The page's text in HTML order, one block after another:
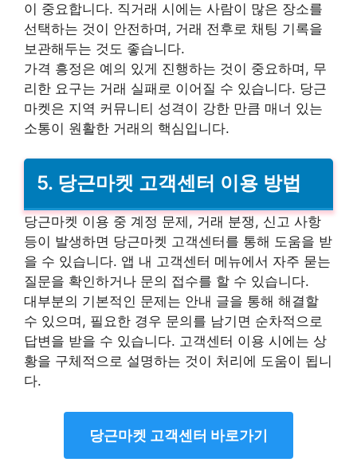
이 중요합니다. 직거래 시에는 사람이 많은 장소를
선택하는 것이 안전하며, 거래 전후로 채팅 기록을
보관해두는 것도 좋습니다.
가격 흥정은 예의 있게 진행하는 것이 중요하며, 무
리한 요구는 거래 실패로 이어질 수 있습니다. 당근
마켓은 지역 커뮤니티 성격이 강한 만큼 매너 있는
소통이 원활한 거래의 핵심입니다.
5. 당근마켓 고객센터 이용 방법
당근마켓 이용 중 계정 문제, 거래 분쟁, 신고 사항
등이 발생하면 당근마켓 고객센터를 통해 도움을 받
을 수 있습니다. 앱 내 고객센터 메뉴에서 자주 묻는
질문을 확인하거나 문의 접수를 할 수 있습니다.
대부분의 기본적인 문제는 안내 글을 통해 해결할
수 있으며, 필요한 경우 문의를 남기면 순차적으로
답변을 받을 수 있습니다. 고객센터 이용 시에는 상
황을 구체적으로 설명하는 것이 처리에 도움이 됩니
다.
당근마켓 고객센터 바로가기